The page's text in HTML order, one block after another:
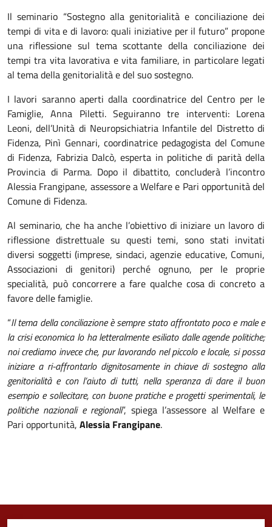
Il seminario “Sostegno alla genitorialità e conciliazione dei
tempi di vita e di lavoro: quali iniziative per il futuro” propone
una riflessione sul tema scottante della conciliazione dei
tempi tra vita lavorativa e vita familiare, in particolare legati
al tema della genitorialità e del suo sostegno.
I lavori saranno aperti dalla coordinatrice del Centro per le
Famiglie, Anna Piletti. Seguiranno tre interventi: Lorena
Leoni, dell’Unità di Neuropsichiatria Infantile del Distretto di
Fidenza, Pinì Gennari, coordinatrice pedagogista del Comune
di Fidenza, Fabrizia Dalcò, esperta in politiche di parità della
Provincia di Parma. Dopo il dibattito, concluderà l’incontro
Alessia Frangipane, assessore a Welfare e Pari opportunità del
Comune di Fidenza.
Al seminario, che ha anche l’obiettivo di iniziare un lavoro di
riflessione distrettuale su questi temi, sono stati invitati
diversi soggetti (imprese, sindaci, agenzie educative, Comuni,
Associazioni di genitori) perché ognuno, per le proprie
specialità, può concorrere a fare qualche cosa di concreto a
favore delle famiglie.
“Il tema della conciliazione è sempre stato affrontato poco e male e
la crisi economica lo ha letteralmente esiliato dalle agende politiche;
noi crediamo invece che, pur lavorando nel piccolo e locale, si possa
iniziare a ri-affrontarlo dignitosamente in chiave di sostegno alla
genitorialità e con l’aiuto di tutti, nella speranza di dare il buon
esempio e sollecitare, con buone pratiche e progetti sperimentali, le
politiche nazionali e regionali”, spiega l’assessore al Welfare e
Pari opportunità, Alessia Frangipane.